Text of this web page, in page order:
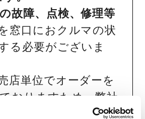
故障、点検、修理等
窓口におクルマの状
る必要がございま
売店単位でオーダーを
おりますため、弊社
様のお名前でのご注文